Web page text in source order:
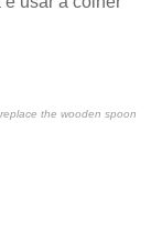
the wooden spoon